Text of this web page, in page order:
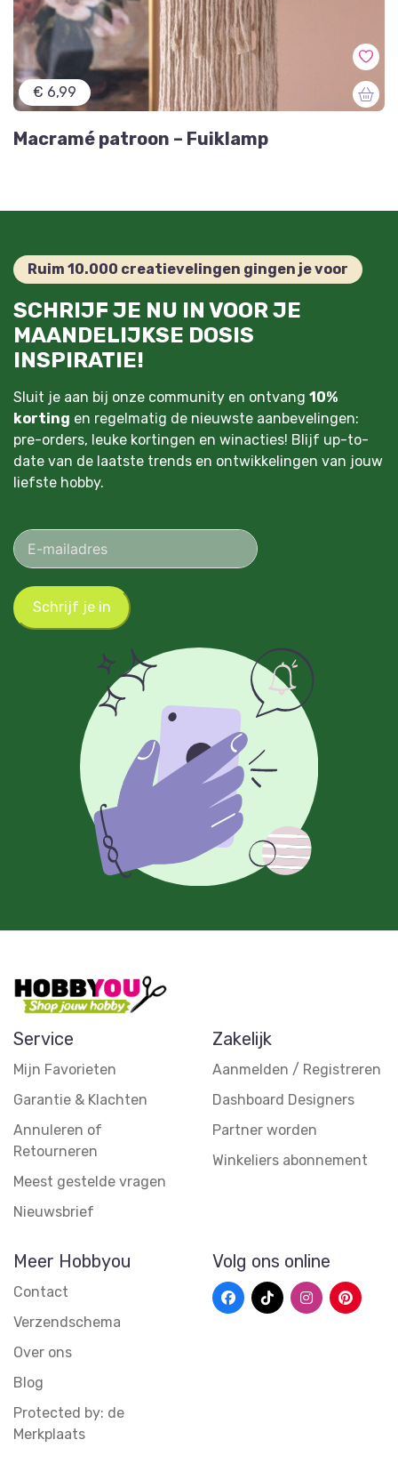
€ 6,99
Macramé patroon – Fuiklamp
Ruim 10.000 creatievelingen gingen je voor
SCHRIJF JE NU IN VOOR JE
MAANDELIJKSE DOSIS
INSPIRATIE!
Sluit je aan bij onze community en ontvang 10%
korting en regelmatig de nieuwste aanbevelingen:
pre-orders, leuke kortingen en winacties! Blijf up-to-
date van de laatste trends en ontwikkelingen van jouw
liefste hobby.
Schrijf je in
Service
Mijn Favorieten
Garantie & Klachten
Annuleren of
Retourneren
Meest gestelde vragen
Nieuwsbrief
Zakelijk
Aanmelden / Registreren
Dashboard Designers
Partner worden
Winkeliers abonnement
Meer Hobbyou
Contact
Verzendschema
Over ons
Blog
Protected by: de
Merkplaats
Volg ons online